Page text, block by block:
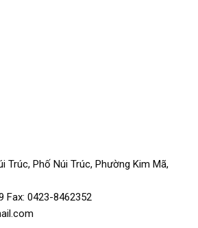
Trúc, Phố Núi Trúc, Phường Kim Mã,
Fax: 0423-8462352